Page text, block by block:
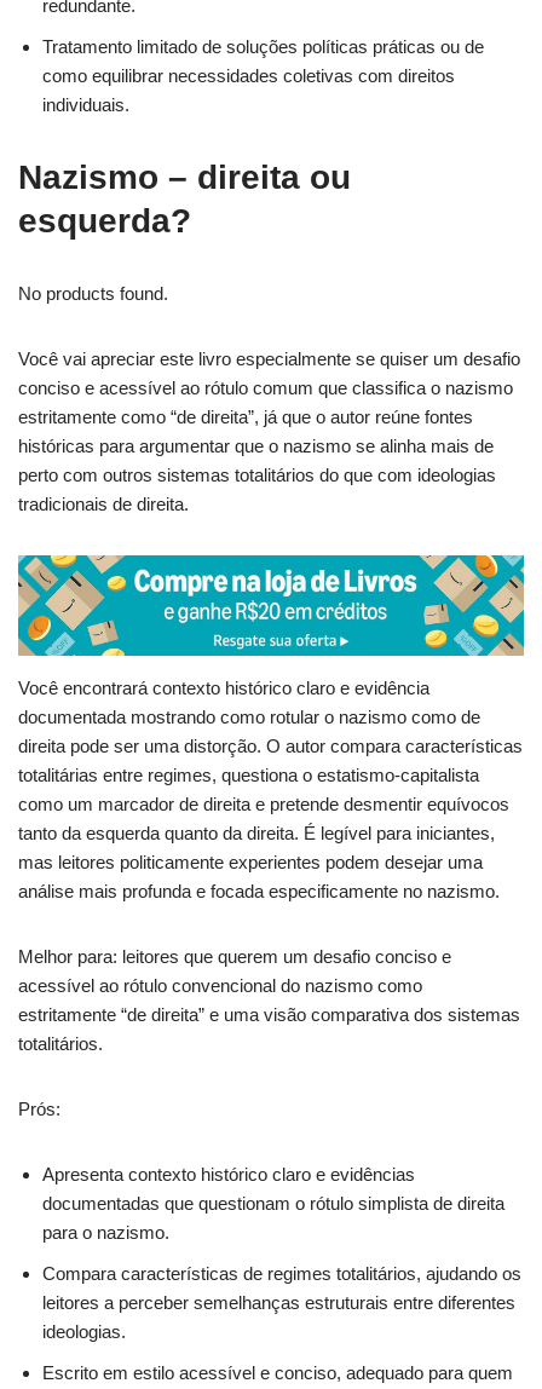
redundante.
Tratamento limitado de soluções políticas práticas ou de
como equilibrar necessidades coletivas com direitos
individuais.
Nazismo – direita ou
esquerda?
No products found.
Você vai apreciar este livro especialmente se quiser um desafio
conciso e acessível ao rótulo comum que classifica o nazismo
estritamente como “de direita”, já que o autor reúne fontes
históricas para argumentar que o nazismo se alinha mais de
perto com outros sistemas totalitários do que com ideologias
tradicionais de direita.
Você encontrará contexto histórico claro e evidência
documentada mostrando como rotular o nazismo como de
direita pode ser uma distorção. O autor compara características
totalitárias entre regimes, questiona o estatismo-capitalista
como um marcador de direita e pretende desmentir equívocos
tanto da esquerda quanto da direita. É legível para iniciantes,
mas leitores politicamente experientes podem desejar uma
análise mais profunda e focada especificamente no nazismo.
Melhor para: leitores que querem um desafio conciso e
acessível ao rótulo convencional do nazismo como
estritamente “de direita” e uma visão comparativa dos sistemas
totalitários.
Prós:
Apresenta contexto histórico claro e evidências
documentadas que questionam o rótulo simplista de direita
para o nazismo.
Compara características de regimes totalitários, ajudando os
leitores a perceber semelhanças estruturais entre diferentes
ideologias.
Escrito em estilo acessível e conciso, adequado para quem